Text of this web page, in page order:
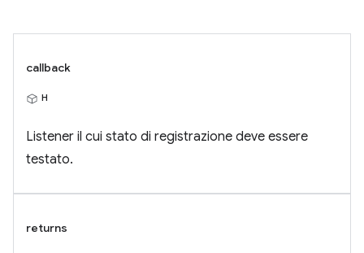
callback
H
Listener il cui stato di registrazione deve essere
testato.
returns